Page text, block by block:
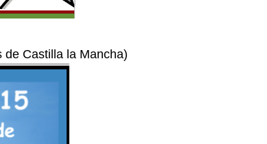
de Castilla la Mancha)